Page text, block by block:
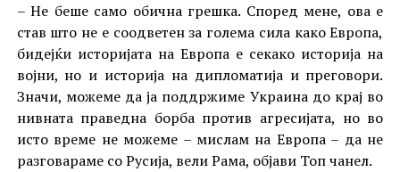
– Не беше само обична грешка. Според мене, ова е
став што не е соодветен за голема сила како Европа,
бидејќи историјата на Европа е секако историја на
војни, но и историја на дипломатија и преговори.
Значи, можеме да ја поддржиме Украина до крај во
нивната праведна борба против агресијата, но во
исто време не можеме – мислам на Европа – да не
разговараме со Русија, вели Рама, објави Топ чанел.